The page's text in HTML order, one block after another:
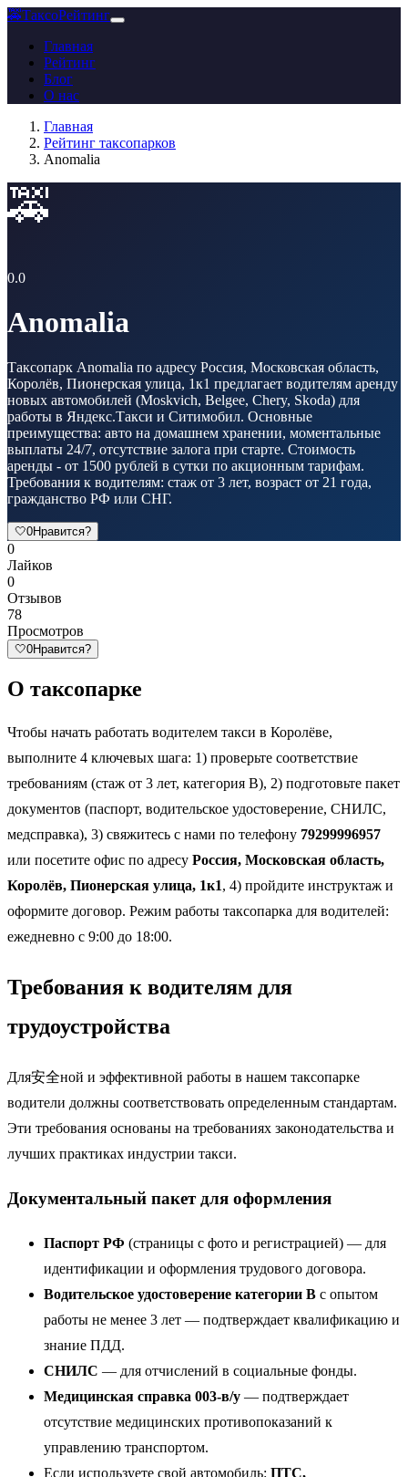
🚕ТаксоРейтинг
Главная
Рейтинг
Блог
О нас
Главная
Рейтинг таксопарков
Anomalia
🚕
0.0
Anomalia
Таксопарк Anomalia по адресу Россия, Московская область,
Королёв, Пионерская улица, 1к1 предлагает водителям аренду
новых автомобилей (Moskvich, Belgee, Chery, Skoda) для
работы в Яндекс.Такси и Ситимобил. Основные
преимущества: авто на домашнем хранении, моментальные
выплаты 24/7, отсутствие залога при старте. Стоимость
аренды - от 1500 рублей в сутки по акционным тарифам.
Требования к водителям: стаж от 3 лет, возраст от 21 года,
гражданство РФ или СНГ.
🤍0Нравится?
0
Лайков
0
Отзывов
78
Просмотров
🤍0Нравится?
О таксопарке
Чтобы начать работать водителем такси в Королёве,
выполните 4 ключевых шага: 1) проверьте соответствие
требованиям (стаж от 3 лет, категория B), 2) подготовьте пакет
документов (паспорт, водительское удостоверение, СНИЛС,
медсправка), 3) свяжитесь с нами по телефону 79299996957
или посетите офис по адресу Россия, Московская область,
Королёв, Пионерская улица, 1к1, 4) пройдите инструктаж и
оформите договор. Режим работы таксопарка для водителей:
ежедневно с 9:00 до 18:00.
Требования к водителям для
трудоустройства
Для安全ной и эффективной работы в нашем таксопарке
водители должны соответствовать определенным стандартам.
Эти требования основаны на требованиях законодательства и
лучших практиках индустрии такси.
Документальный пакет для оформления
Паспорт РФ (страницы с фото и регистрацией) — для
идентификации и оформления трудового договора.
Водительское удостоверение категории B с опытом
работы не менее 3 лет — подтверждает квалификацию и
знание ПДД.
СНИЛС — для отчислений в социальные фонды.
Медицинская справка 003-в/у — подтверждает
отсутствие медицинских противопоказаний к
управлению транспортом.
Если используете свой автомобиль: ПТС,